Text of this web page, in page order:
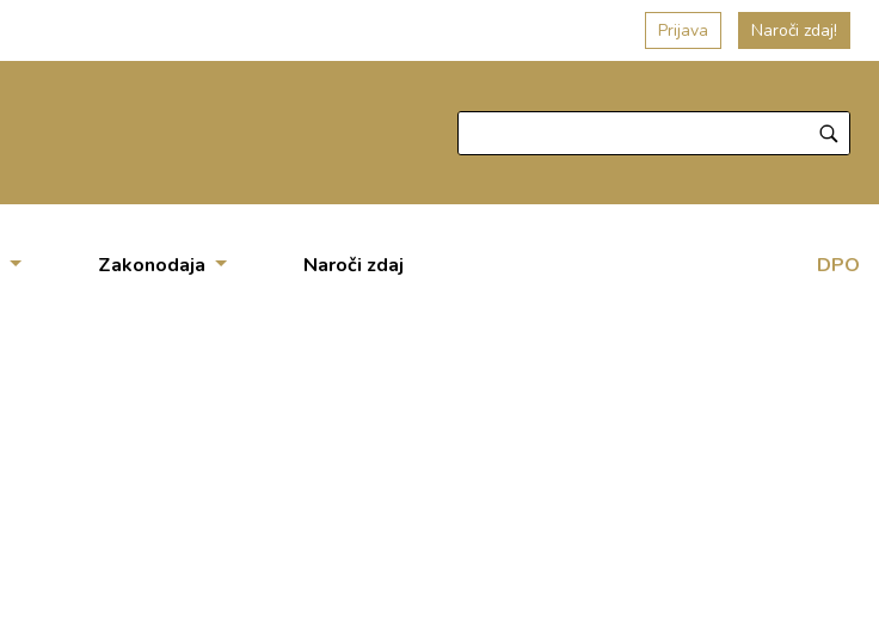
Prijava Naroči zdaj!
Zakonodaja Naroči zdaj DPO